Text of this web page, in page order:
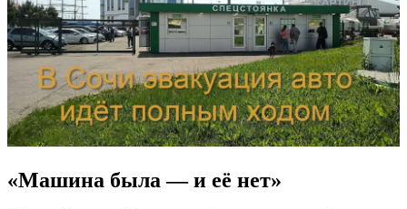
«Машина была — и её нет»